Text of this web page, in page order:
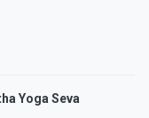
Yoga Seva